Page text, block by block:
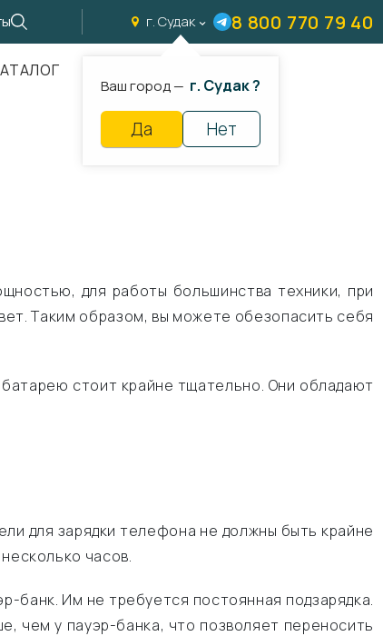
г. Судак
Ваш город — г. Судак ?
Да Нет
8 800 770 79 40
для работы большинства техники, при
Таким образом, вы можете обезопасить себя
стоит крайне тщательно. Они обладают
для зарядки телефона не должны быть крайне
часов.
банк. Им не требуется постоянная подзарядка.
чем у пауэр-банка, что позволяет переносить